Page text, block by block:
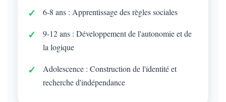
6-8 ans : Apprentissage des règles sociales
9-12 ans : Développement de l'autonomie et de
la logique
Adolescence : Construction de l'identité et
recherche d'indépendance